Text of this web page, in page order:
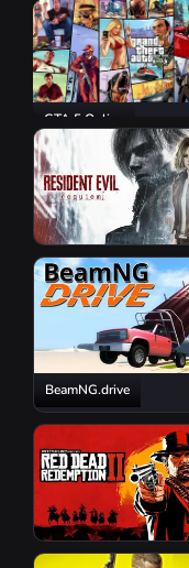
GTA 5 Online
Resident Evil Requiem
BeamNG.drive
Red Dead Redemption 2